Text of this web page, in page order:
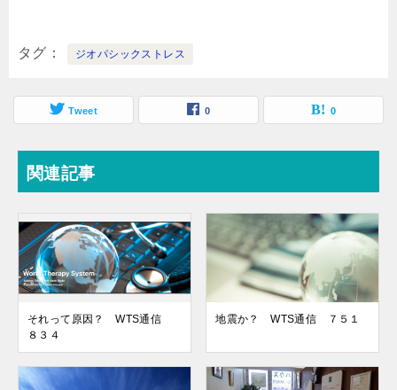
タグ ジオパシックストレス
Tweet 0 0
関連記事
それって原因？ WTS通信
８３４
地震か？ WTS通信 ７５１